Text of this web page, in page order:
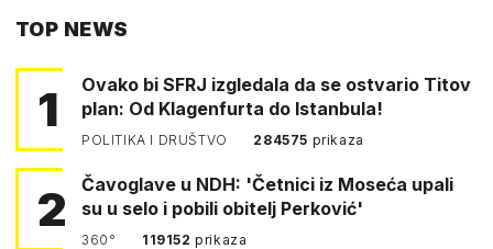
TOP NEWS
1
Ovako bi SFRJ izgledala da se ostvario Titov
plan: Od Klagenfurta do Istanbula!
POLITIKA I DRUŠTVO 284575 prikaza
2
Čavoglave u NDH: 'Četnici iz Moseća upali
su u selo i pobili obitelj Perković'
360° 119152prikaza